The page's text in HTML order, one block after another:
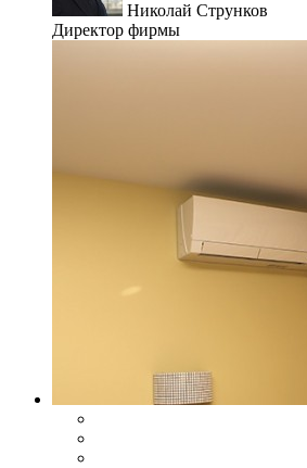
Николай Струнков
Директор фирмы